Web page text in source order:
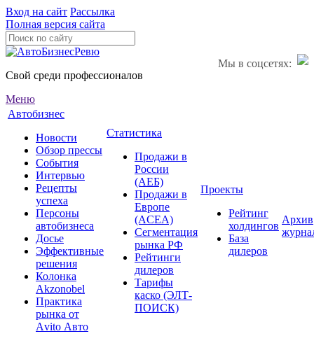
Вход на сайт Рассылка
Полная версия сайта
Мы в соцсетях:
Свой среди профессионалов
Меню
Автобизнес
Новости
Обзор прессы
События
Интервью
Рецепты
успеха
Персоны
автобизнеса
Досье
Эффективные
решения
Колонка
Akzonobel
Практика
рынка от
Аvito Авто
Статистика
Продажи в
России
(АЕБ)
Продажи в
Европе
(ACEA)
Сегментация
рынка РФ
Рейтинги
дилеров
Тарифы
каско (ЭЛТ-
ПОИСК)
Проекты
Рейтинг
холдингов
База
дилеров
Архив